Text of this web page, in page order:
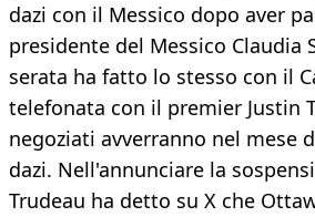
dazi con il Messico dopo aver
presidente del Messico Claudia
serata ha fatto lo stesso con il
telefonata con il premier Justin
negoziati avverranno nel mese
dazi. Nell'annunciare la
Trudeau ha detto su X che